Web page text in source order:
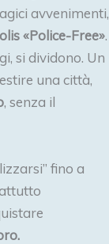
avvenimenti,
«Police-Free».
si dividono. Un
una città,
, senza il
fino a